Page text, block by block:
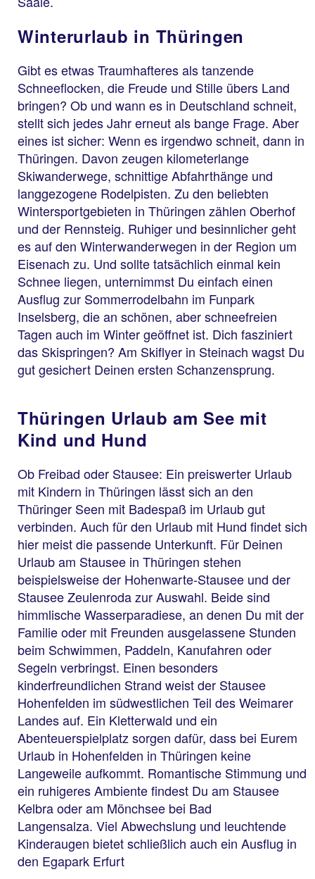
Winterurlaub in Thüringen
Gibt es etwas Traumhafteres als tanzende
Schneeflocken, die Freude und Stille übers Land
bringen? Ob und wann es in Deutschland schneit,
stellt sich jedes Jahr erneut als bange Frage. Aber
eines ist sicher: Wenn es irgendwo schneit, dann in
Thüringen. Davon zeugen kilometerlange
Skiwanderwege, schnittige Abfahrthänge und
langgezogene Rodelpisten. Zu den beliebten
Wintersportgebieten in Thüringen zählen Oberhof
und der Rennsteig. Ruhiger und besinnlicher geht
es auf den Winterwanderwegen in der Region um
Eisenach zu. Und sollte tatsächlich einmal kein
Schnee liegen, unternimmst Du einfach einen
Ausflug zur Sommerrodelbahn im Funpark
Inselsberg, die an schönen, aber schneefreien
Tagen auch im Winter geöffnet ist. Dich fasziniert
das Skispringen? Am Skiflyer in Steinach wagst Du
gut gesichert Deinen ersten Schanzensprung.
Thüringen Urlaub am See mit
Kind und Hund
Ob Freibad oder Stausee: Ein preiswerter Urlaub
mit Kindern in Thüringen lässt sich an den
Thüringer Seen mit Badespaß im Urlaub gut
verbinden. Auch für den Urlaub mit Hund findet sich
hier meist die passende Unterkunft. Für Deinen
Urlaub am Stausee in Thüringen stehen
beispielsweise der Hohenwarte-Stausee und der
Stausee Zeulenroda zur Auswahl. Beide sind
himmlische Wasserparadiese, an denen Du mit der
Familie oder mit Freunden ausgelassene Stunden
beim Schwimmen, Paddeln, Kanufahren oder
Segeln verbringst. Einen besonders
kinderfreundlichen Strand weist der Stausee
Hohenfelden im südwestlichen Teil des Weimarer
Landes auf. Ein Kletterwald und ein
Abenteuerspielplatz sorgen dafür, dass bei Eurem
Urlaub in Hohenfelden in Thüringen keine
Langeweile aufkommt. Romantische Stimmung und
ein ruhigeres Ambiente findest Du am Stausee
Kelbra oder am Mönchsee bei Bad
Langensalza. Viel Abwechslung und leuchtende
Kinderaugen bietet schließlich auch ein Ausflug in
den Egapark Erfurt